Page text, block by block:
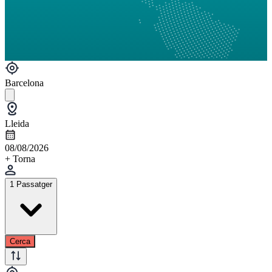
Barcelona
Lleida
08/08/2026
+ Torna
1 Passatger
Cerca